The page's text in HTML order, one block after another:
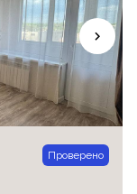
Проверено